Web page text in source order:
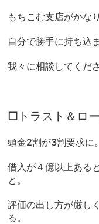
もちこむ支店がかな
自分で勝手に持ち込
我々に相談してくださ
□トラスト＆ロ
頭金2割が3割要求に。
借入が４億以上ある
と。
評価の出し方が厳し
る。